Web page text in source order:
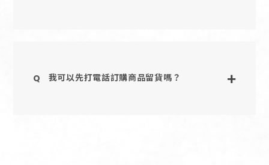
我可以先打電話訂購商品留貨嗎？